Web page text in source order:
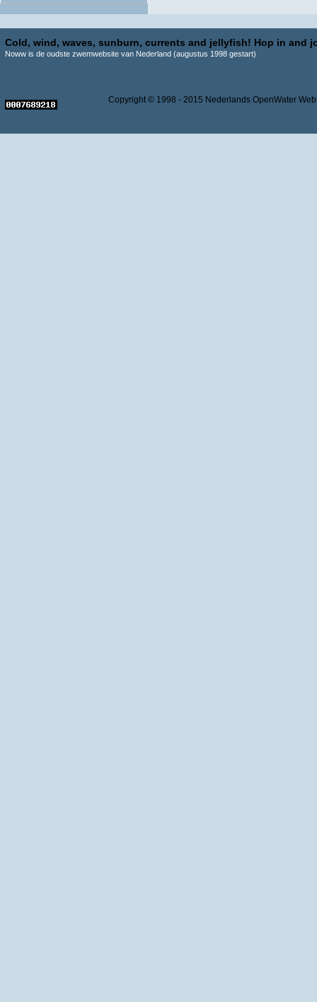
Cold, wind, waves, sunburn, currents and jellyfish! Hop in and
Noww is de oudste zwemwebsite van Nederland (augustus 1998 gestart)
Copyright © 1998 - 2015 Nederlands OpenWater